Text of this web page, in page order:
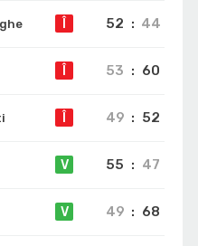
52 : 44
53 : 60
49 : 52
V 55 : 47
V 49 : 68